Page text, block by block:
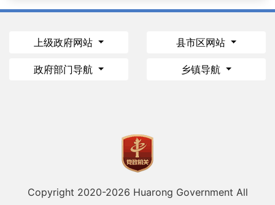
上级政府网站 县市区网站
政府部门导航 乡镇导航
Copyright 2020-2026 Huarong Government All